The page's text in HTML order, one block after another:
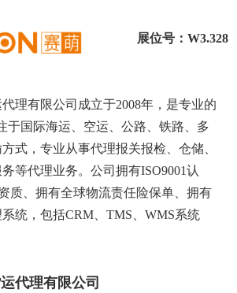
展位号：W3.328
理有限公司成立于2008年，是专业的
于国际海运、空运、公路、铁路、多
式，专业从事代理报关报检、仓储、
等代理业务。公司拥有ISO9001认
质、拥有全球物流责任险保单、拥有
统，包括CRM、TMS、WMS系统
代理有限公司